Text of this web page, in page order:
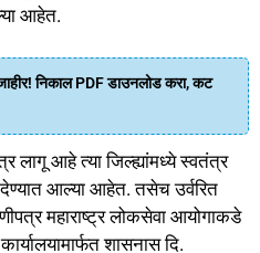
आहेत.
निकाल PDF डाउनलोड करा, कट
लागू आहे त्या जिल्ह्यांमध्ये स्वतंत्र
आल्या आहेत. तसेच उर्वरित
महाराष्ट्र लोकसेवा आयोगाकडे
शासनास दि.